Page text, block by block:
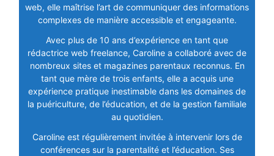
web, elle maîtrise l’art de communiquer des informations
complexes de manière accessible et engageante.
Avec plus de 10 ans d’expérience en tant que
rédactrice web freelance, Caroline a collaboré avec de
nombreux sites et magazines parentaux reconnus. En
tant que mère de trois enfants, elle a acquis une
expérience pratique inestimable dans les domaines de
la puériculture, de l’éducation, et de la gestion familiale
au quotidien.
Caroline est régulièrement invitée à intervenir lors de
conférences sur la parentalité et l’éducation. Ses